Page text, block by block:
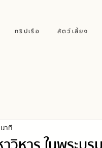
ทริปเรือ สัตว์เลี้ยง
าที